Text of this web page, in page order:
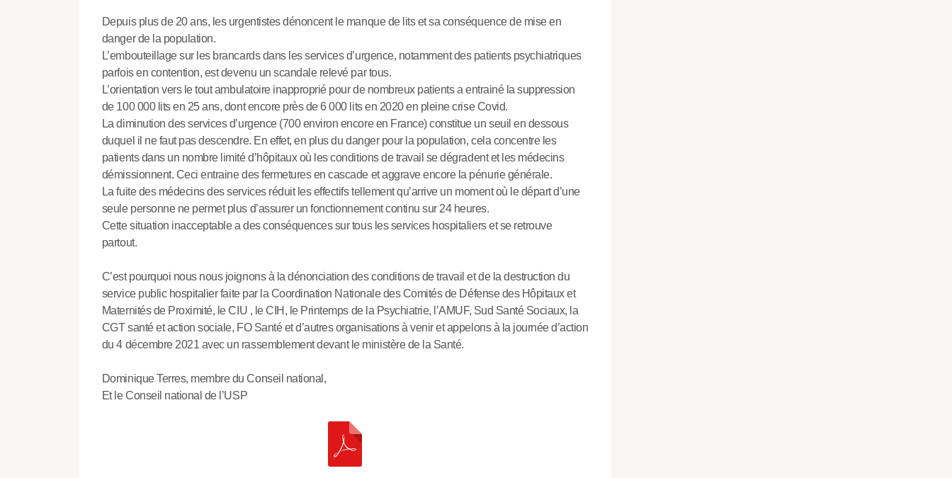
Depuis plus de 20 ans, les urgentistes dénoncent le manque de lits et sa conséquence de mise en
danger de la population.
L’embouteillage sur les brancards dans les services d’urgence, notamment des patients psychiatriques
parfois en contention, est devenu un scandale relevé par tous.
L’orientation vers le tout ambulatoire inapproprié pour de nombreux patients a entrainé la suppression
de 100 000 lits en 25 ans, dont encore près de 6 000 lits en 2020 en pleine crise Covid.
La diminution des services d’urgence (700 environ encore en France) constitue un seuil en dessous
duquel il ne faut pas descendre. En effet, en plus du danger pour la population, cela concentre les
patients dans un nombre limité d’hôpitaux où les conditions de travail se dégradent et les médecins
démissionnent. Ceci entraine des fermetures en cascade et aggrave encore la pénurie générale.
La fuite des médecins des services réduit les effectifs tellement qu’arrive un moment où le départ d’une
seule personne ne permet plus d’assurer un fonctionnement continu sur 24 heures.
Cette situation inacceptable a des conséquences sur tous les services hospitaliers et se retrouve
partout.
C’est pourquoi nous nous joignons à la dénonciation des conditions de travail et de la destruction du
service public hospitalier faite par la Coordination Nationale des Comités de Défense des Hôpitaux et
Maternités de Proximité, le CIU , le CIH, le Printemps de la Psychiatrie, l’AMUF, Sud Santé Sociaux, la
CGT santé et action sociale, FO Santé et d’autres organisations à venir et appelons à la journée d’action
du 4 décembre 2021 avec un rassemblement devant le ministère de la Santé.
Dominique Terres, membre du Conseil national,
Et le Conseil national de l’USP